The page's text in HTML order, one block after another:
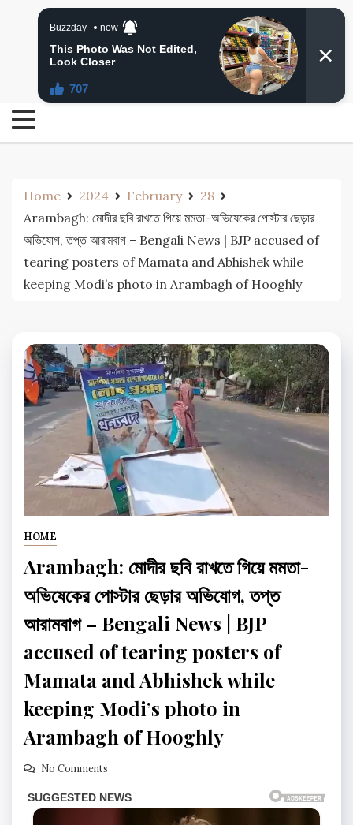
24 Ghanta Bangla News
24 Ghanta Bengali News
Home 2024 February
28
Arambagh: মোদীর ছবি রাখতে গিয়ে মমতা-অভিষেকের পোস্টার ছেড়ার
অভিযোগ, তপ্ত আরামবাগ – Bengali News | BJP accused of
tearing posters of Mamata and Abhishek while
keeping Modi’s photo in Arambagh of Hooghly
HOME
Arambagh: মোদীর ছবি রাখতে গিয়ে মমতা-
অভিষেকের পোস্টার ছেড়ার অভিযোগ, তপ্ত
আরামবাগ – Bengali News | BJP
accused of tearing posters of
Mamata and Abhishek while
keeping Modi’s photo in
Arambagh of Hooghly
No Comments